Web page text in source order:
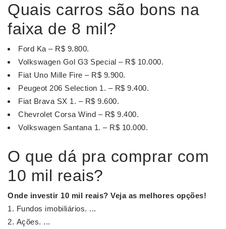
Quais carros são bons na
faixa de 8 mil?
Ford Ka – R$ 9.800.
Volkswagen Gol G3 Special – R$ 10.000.
Fiat Uno Mille Fire – R$ 9.900.
Peugeot 206 Selection 1. – R$ 9.400.
Fiat Brava SX 1. – R$ 9.600.
Chevrolet Corsa Wind – R$ 9.400.
Volkswagen Santana 1. – R$ 10.000.
O que dá pra comprar com
10 mil reais?
Onde investir 10 mil reais? Veja as melhores opções!
Fundos imobiliários. ...
Ações. ...